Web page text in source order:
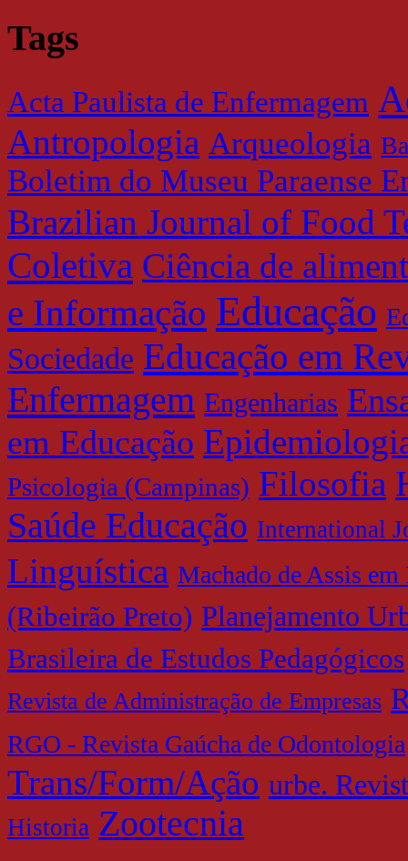
Tags
Acta Paulista de Enfermagem
Antropologia Arqueologia
Boletim do Museu Paraense
Brazilian Journal of Food
Coletiva Ciência de
e Informação Educação
Sociedade Educação em
Enfermagem Engenharias
em Educação
Psicologia (Campinas) Filosofia
Saúde Educação International
Linguística Machado de Assis
(Ribeirão Preto) Planejamento
Brasileira de Estudos Pedagógicos
Revista de Administração de Empresas
RGO - Revista Gaúcha de Odontologia
Trans/Form/Ação urbe.
Historia Zootecnia